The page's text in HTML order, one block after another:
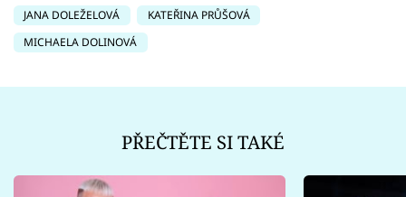
JANA DOLEŽELOVÁ
KATEŘINA PRŮŠOVÁ
MICHAELA DOLINOVÁ
PŘEČTĚTE SI TAKÉ